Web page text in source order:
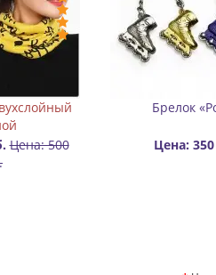
Значок (пин)
Цена: 300 руб.